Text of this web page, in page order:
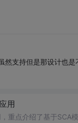
支持但是那设计也
用
重点介绍了基于SCA